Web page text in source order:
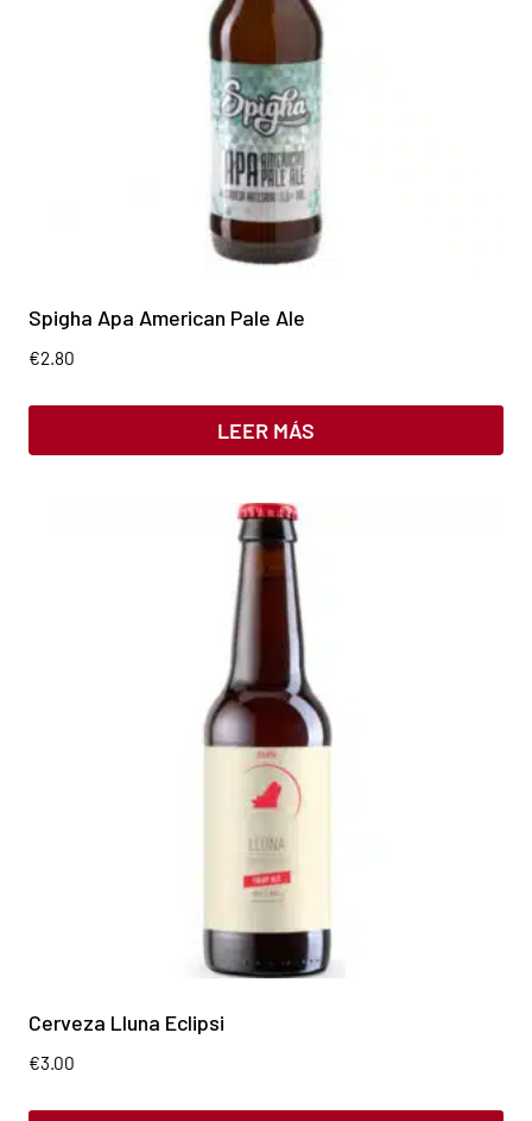
Spigha Apa American Pale Ale
€2.80
LEER MÁS
Cerveza Lluna Eclipsi
€3.00